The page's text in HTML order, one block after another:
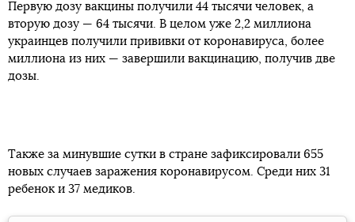
Первую дозу вакцины получили 44 тысячи человек, а
вторую дозу — 64 тысячи. В целом уже 2,2 миллиона
украинцев получили прививки от коронавируса, более
миллиона из них — завершили вакцинацию, получив две
дозы.
Также за минувшие сутки в стране зафиксировали 655
новых случаев заражения коронавирусом. Среди них 31
ребенок и 37 медиков.